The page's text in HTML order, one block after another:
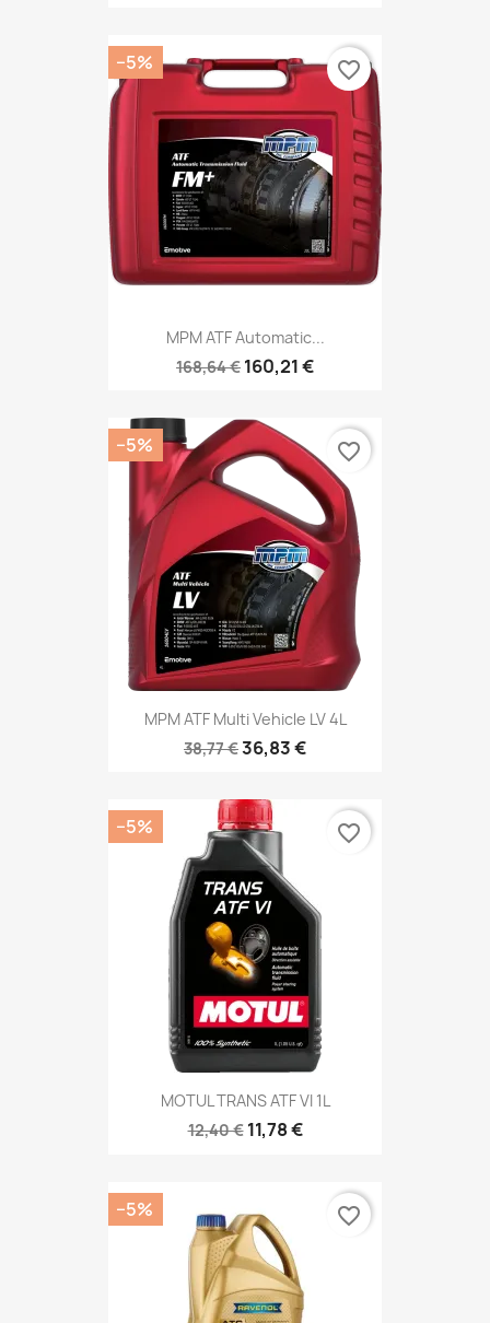
MPM ATF Automatic...
168,64 € 160,21 €
−5% favorite_border
MPM ATF Multi Vehicle LV 4L
38,77 €36,83 €
−5% favorite_border
MOTUL TRANS ATF VI 1L
12,40 € 11,78 €
−5% favorite_border
−5% favorite_border